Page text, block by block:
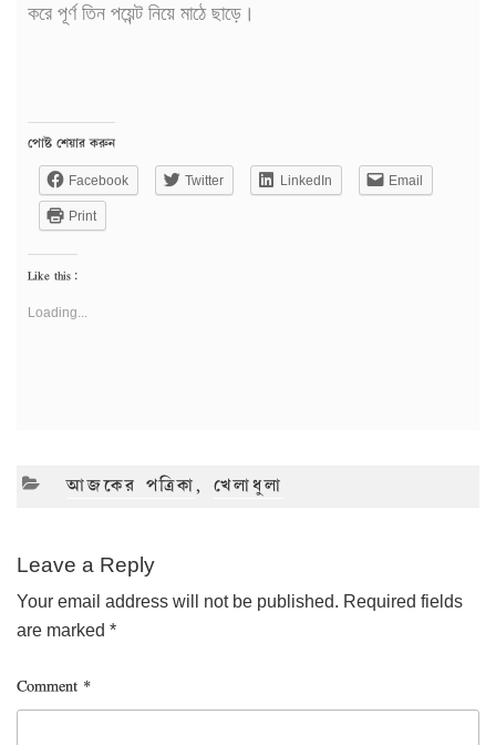
করে পূর্ণ তিন পয়েন্ট নিয়ে মাঠে ছাড়ে।
পোষ্ট শেয়ার করুন
Facebook Twitter LinkedIn Email
Print
Like this:
Loading...
CATEGORIES
আজকের পত্রিকা,খেলাধুলা
Leave a Reply
Your email address will not be published. Required fields
are marked *
Comment *